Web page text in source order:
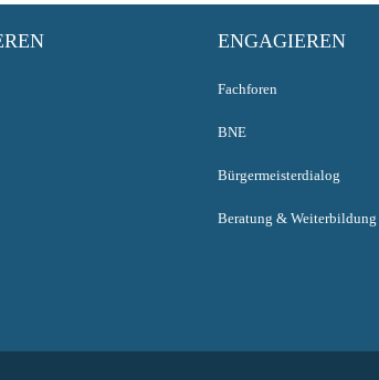
ENGAGIEREN
Fachforen
BNE
Bürgermeisterdialog
Beratung & Weiterbildung